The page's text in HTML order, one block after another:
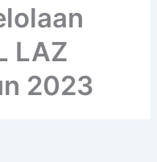
LAZ
2023